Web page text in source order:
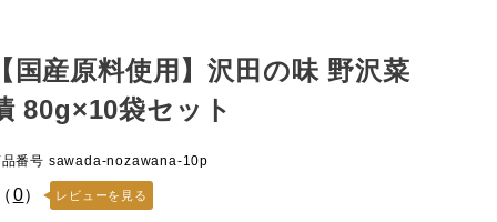
国産原料使用】沢田の味 野沢菜
80g×10袋セット
番号 sawada-nozawana-10p
0） レビューを見る